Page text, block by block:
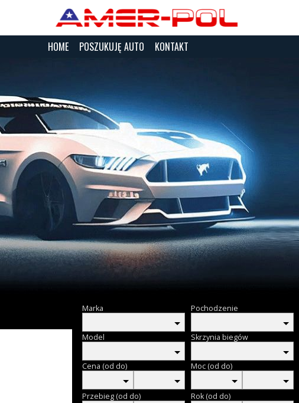
HOME POSZUKUJĘ AUTO KONTAKT
Marka
Model
Cena (od do)
Przebieg (od do)
Pochodzenie
Skrzynia biegów
Moc (od do)
Rok (od do)